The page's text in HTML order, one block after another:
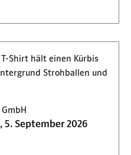
September 2026